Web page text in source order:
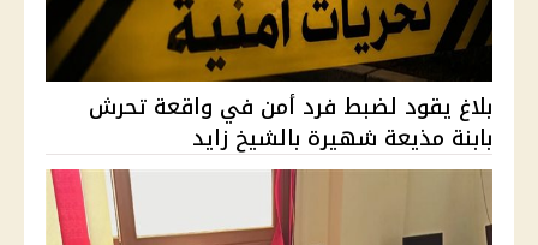
بلاغ يقود لضبط فرد أمن في واقعة تحرش
بابنة مذيعة شهيرة بالشيخ زايد